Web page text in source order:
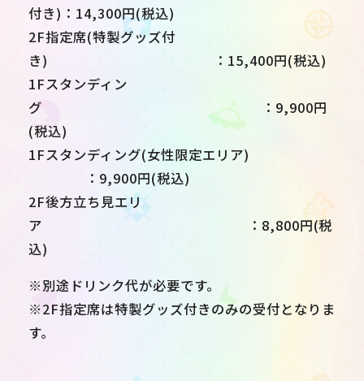
付き)：14,300円(税込)
2F指定席(特製グッズ付
き) ：15,400円(税込)
1Fスタンディン
グ ：9,900円
(税込)
1Fスタンディング(女性限定エリア)
：9,900円(税込)
2F後方立ち見エリ
ア ：8,800円(税
込)
※別途ドリンク代が必要です。
※2F指定席は特製グッズ付きのみの受付となりま
す。